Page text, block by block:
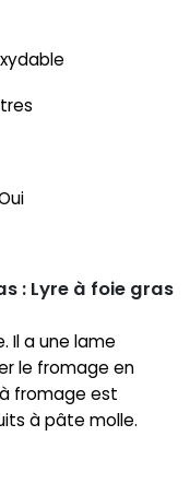
: Lyre à foie gras
Il a une lame
le fromage en
fromage est
à pâte molle.